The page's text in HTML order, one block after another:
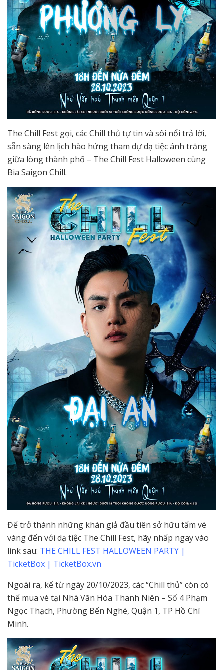
The Chill Fest gọi, các Chill thủ tự tin và sôi nổi trả lời,
sẵn sàng lên lịch hào hứng tham dự dạ tiệc ánh trăng
giữa lòng thành phố – The Chill Fest Halloween cùng
Bia Saigon Chill.
Để trở thành những khán giả đầu tiên sở hữu tấm vé
vàng đến với dạ tiệc The Chill Fest, hãy nhấp ngay vào
link sau: THE CHILL FEST HALLOWEEN PARTY |
TicketBox | TicketBox.vn
Ngoài ra, kể từ ngày 20/10/2023, các “Chill thủ” còn có
thể mua vé tại Nhà Văn Hóa Thanh Niên – Số 4 Phạm
Ngọc Thạch, Phường Bến Nghé, Quận 1, TP Hồ Chí
Minh.